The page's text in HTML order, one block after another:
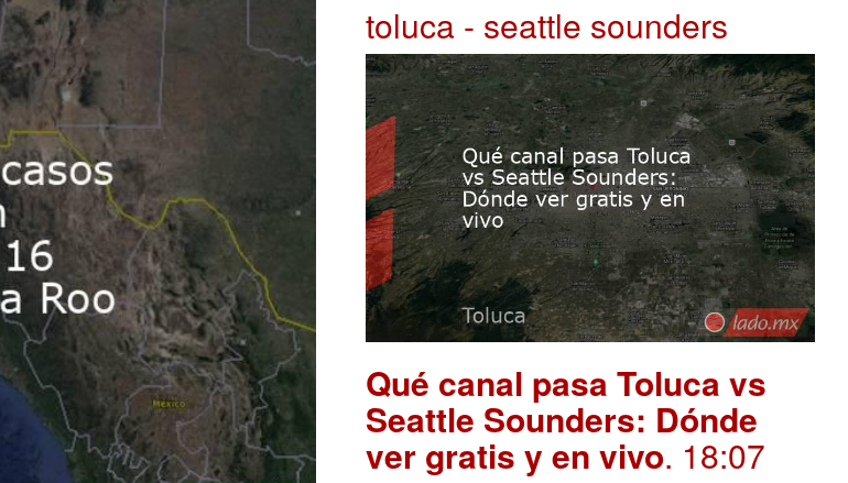
toluca - seattle sounders
Qué canal pasa Toluca vs
Seattle Sounders: Dónde
ver gratis y en vivo. 18:07